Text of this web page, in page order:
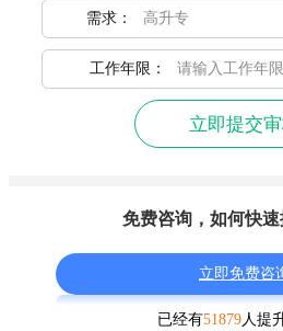
需求：
工作年限：
立即提交
免费咨询，如何快速
立即免费咨
已经有51879人提